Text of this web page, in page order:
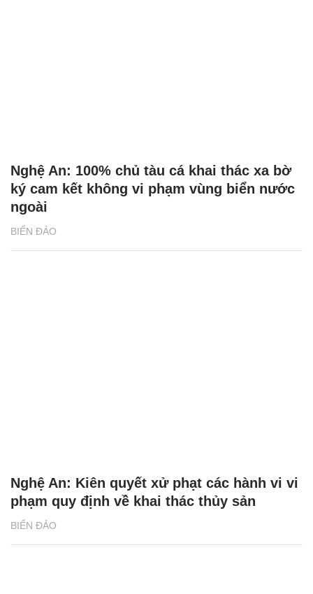
BIỂN ĐẢO
Nghệ An: 100% chủ tàu cá khai thác xa bờ
ký cam kết không vi phạm vùng biển nước
ngoài
BIỂN ĐẢO
Nghệ An: Kiên quyết xử phạt các hành vi vi
phạm quy định về khai thác thủy sản